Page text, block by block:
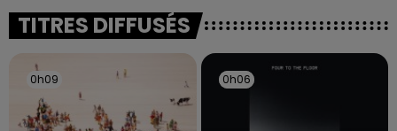
l'inspection du Travail en profite pour rappeler
les conditions de...
TITRES DIFFUSÉS
0h09
0h09 0h06
0h06